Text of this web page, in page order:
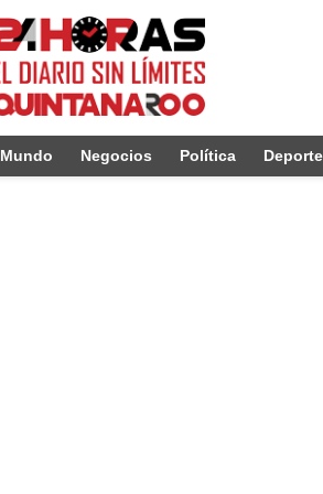
Mundo Negocios Política